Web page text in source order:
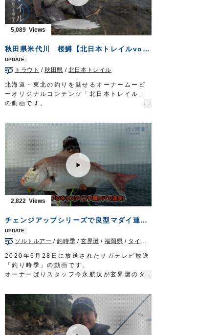
http://www.owner.co.jp
5,089
秋田県米代川 桜鱒【北日本トレイルvol.1】
トラウト /秋田県 / 北日本トレイル
北海道・東北の釣りを魅せるオーナームービ
ーオリジナルコンテンツ「北日本トレイル」
の動画です。
つカルティバフィールドテスター佐藤文紀さ
んが、秋田県を流れる大河・米代川でサクラ
マスを狙います。
■使用アイテム
STX-38ZN
STX-45ZN
OWNERMOVIEhttp://ownertv.jp/
オーナーばりwebsite
http://www.owner.co.jp
2,822
チェンジアップシリーズで良型マダイ連発！玄界灘タイラバゲーム！
ソルトルアー /釣時季 /玄界灘 / 福岡県 / タイラバ
2020年6月28日に放送されたサガテレビ放送
「釣り時季」の動画です。
オーナーばりスタッフ今永航汰が玄界灘のタ
セオリー道理の釣り方が通じない厳しい状況
下にもかかわらず、軽いヘッドのキャスティ
ングで次々に良型マダイを引き出していきま
す。
■取材協力…福岡県福岡市/マリブエクスプロ